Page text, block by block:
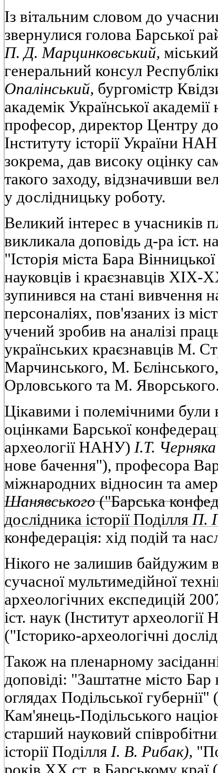
Із вітальним словом до
звернулися голова Барської
П. Д. Марцинковський,
генеральний консул
Опалінський, бургомістр
академік Української
професор, директор Центру
Інституту історії України
зокрема, дав високу оцінку
такого заходу, відзначивши
у дослідницьку роботу.
Великий інтерес в учасників
викликала доповідь д-ра іст.
"Історія міста Бара
науковців і краєзнавців ХІХ-
зупинився на стані вивчення
персоналіях, пов'язаних із
учений зробив на аналізі
українських краєзнавців М.
Марчинського, М.
Орловського та М.
Цікавими і полемічними були
оцінками Барської
археології НАНУ) І.Т. Черняка
нове бачення"), професора
міжнародних відносин та
Шанявського("Барська
дослідника історії Поділля П.
конфедерація: хід подій та
Нікого не залишив байдужим
сучасної мультимедійної
археологічних експедицій
іст. наук (Інститут
("Історико-археологічні
Також на пленарному
доповіді: "Заштатне місто
оглядах Подільської
Кам'янець-Подільського
старший науковий
історії Поділля І. В. Рибак),